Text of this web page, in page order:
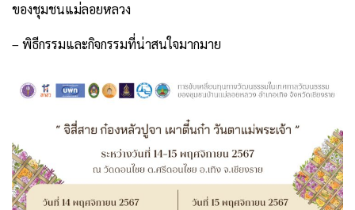
ของชุมชนแม่ลอยหลวง
– พิธีกรรมและกิจกรรมที่น่าสนใจมากมาย